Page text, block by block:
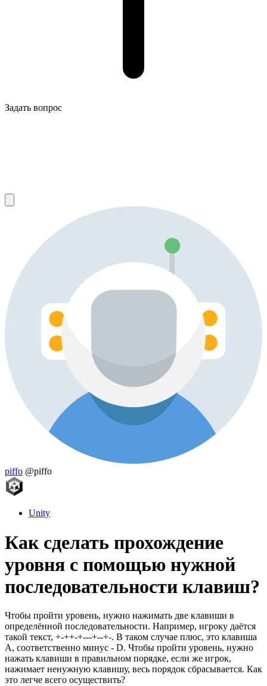
Задать вопрос
piffo @piffo
Unity
Как сделать прохождение
уровня с помощью нужной
последовательности клавиш?
Чтобы пройти уровень, нужно нажимать две клавиши в
определённой последовательности. Например, игроку даётся
такой текст, +-++-+---+--+-. В таком случае плюс, это клавиша
A, соответственно минус - D. Чтобы пройти уровень, нужно
нажать клавиши в правильном порядке, если же игрок,
нажимает ненужную клавишу, весь порядок сбрасывается. Как
это легче всего осуществить?